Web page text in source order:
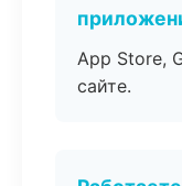
App Store,
сайте.